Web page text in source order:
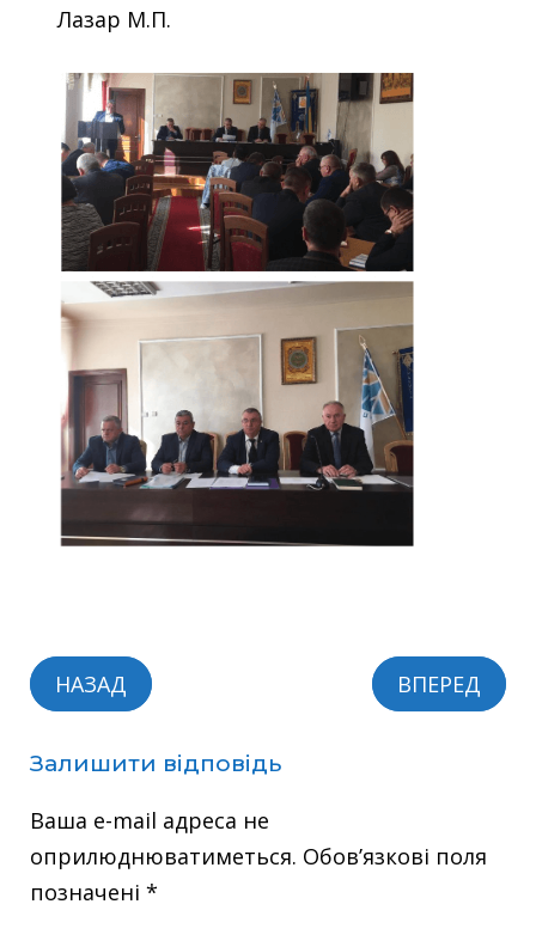
Лазар М.П.
НАЗАД ВПЕРЕД
Залишити відповідь
Ваша e-mail адреса не
оприлюднюватиметься. Обов’язкові поля
позначені *